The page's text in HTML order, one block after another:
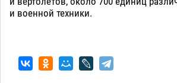
и военной техники.